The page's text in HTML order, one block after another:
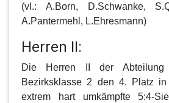
(vl.: A.Born, D.Schwanke,
A.Pantermehl, L.Ehresmann)
Herren II:
Die Herren II
der
Bezirksklasse 2 den 4. Platz
extrem hart umkämpfte 5:4-